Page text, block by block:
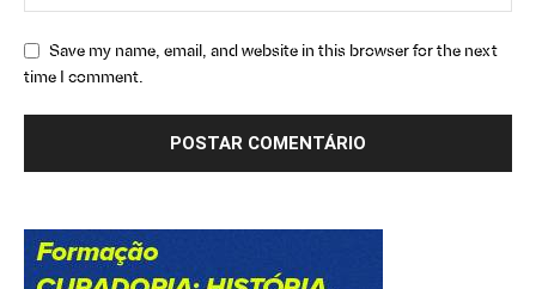
Save my name, email, and website in this browser for the next
time I comment.